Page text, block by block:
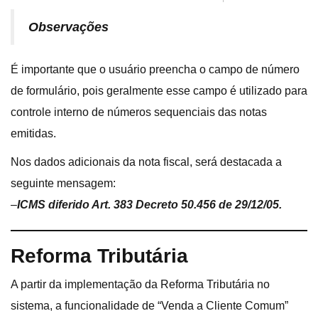
Observações
É importante que o usuário preencha o campo de número
de formulário, pois geralmente esse campo é utilizado para
controle interno de números sequenciais das notas
emitidas.
Nos dados adicionais da nota fiscal, será destacada a
seguinte mensagem:
–ICMS diferido Art. 383 Decreto 50.456 de 29/12/05.
Reforma Tributária
A partir da implementação da Reforma Tributária no
sistema, a funcionalidade de “Venda a Cliente Comum”